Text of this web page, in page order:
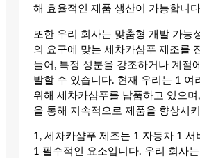
해 효율적인 제품 생산이 가능합니
또한 우리 회사는 맞춤형 개발 가능
의 요구에 맞는 세차카샴푸 제조를
들어, 특정 성분을 강조하거나 계절
발할 수 있습니다. 현재 우리는 1 여
위해 세차카샴푸를 납품하고 있으며
을 통해 지속적으로 제품을 향상시
1, 세차카샴푸 제조는 1 자동차 1 서
1 필수적인 요소입니다. 우리 회사